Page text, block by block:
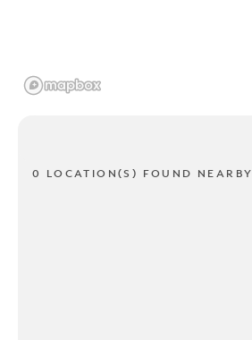
0 LOCATION(S) FOUND NEARBY